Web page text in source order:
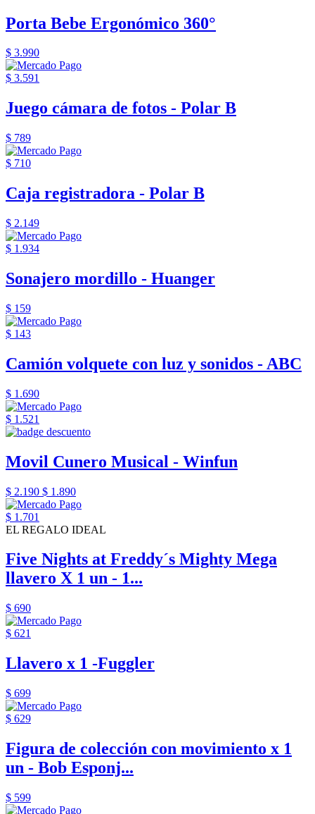
Porta Bebe Ergonómico 360°
$ 3.990
$ 3.591
Juego cámara de fotos - Polar B
$ 789
$ 710
Caja registradora - Polar B
$ 2.149
$ 1.934
Sonajero mordillo - Huanger
$ 159
$ 143
Camión volquete con luz y sonidos - ABC
$ 1.690
$ 1.521
Movil Cunero Musical - Winfun
$ 2.190 $ 1.890
$ 1.701
EL REGALO IDEAL
Five Nights at Freddy´s Mighty Mega
llavero X 1 un - 1...
$ 690
$ 621
Llavero x 1 -Fuggler
$ 699
$ 629
Figura de colección con movimiento x 1
un - Bob Esponj...
$ 599